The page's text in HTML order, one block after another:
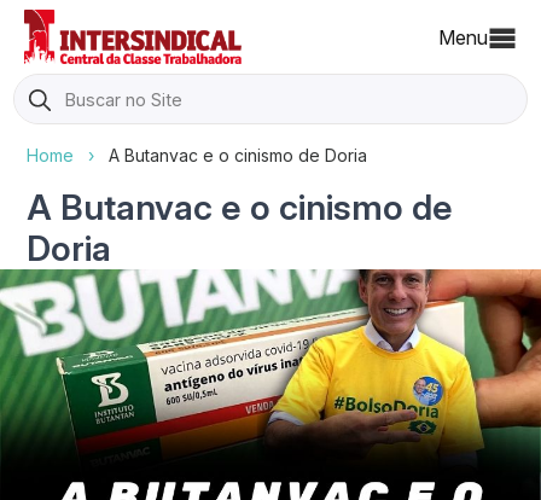
Menu
Search
for:
Home › A Butanvac e o cinismo de Doria
A Butanvac e o cinismo de
Doria